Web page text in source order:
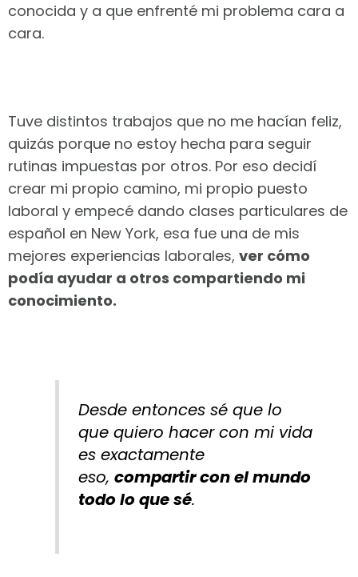
conocida y a que enfrenté mi problema cara a
cara.
Tuve distintos trabajos que no me hacían feliz,
quizás porque no estoy hecha para seguir
rutinas impuestas por otros. Por eso decidí
crear mi propio camino, mi propio puesto
laboral y empecé dando clases particulares de
español en New York, esa fue una de mis
mejores experiencias laborales, ver cómo
podía ayudar a otros compartiendo mi
conocimiento.
Desde entonces sé que lo
que quiero hacer con mi vida
es exactamente
eso,compartir con el mundo
todo lo que sé.